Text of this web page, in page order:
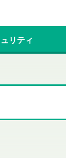
リティ